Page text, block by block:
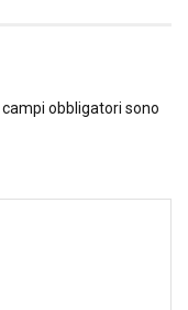
I campi obbligatori sono